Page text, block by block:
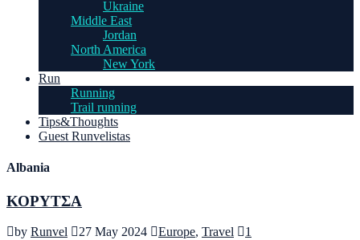
Ukraine
Middle East
Jordan
North America
New York
Run
Running
Trail running
Tips&Thoughts
Guest Runvelistas
Albania
ΚΟΡΥΤΣΑ
by Runvel 27 May 2024 Europe, Travel 1